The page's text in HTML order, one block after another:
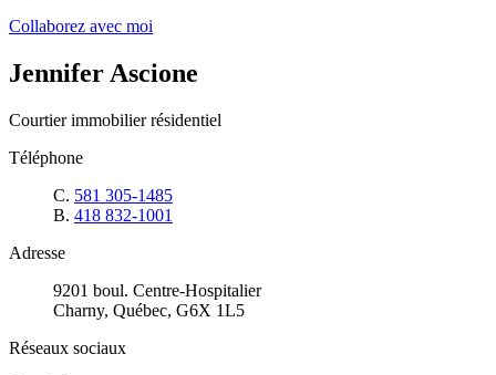
Collaborez avec moi
Jennifer Ascione
Courtier immobilier résidentiel
Téléphone
C. 581 305-1485
B. 418 832-1001
Adresse
9201 boul. Centre-Hospitalier
Charny, Québec, G6X 1L5
Réseaux sociaux